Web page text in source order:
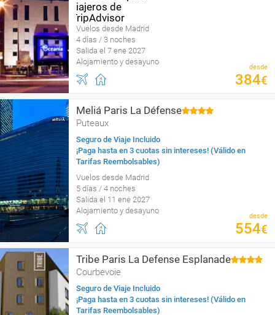
Vuelos desde Madrid
4 días / 3 noches
Salida el 7 ene 2027
Alojamiento y desayuno
desde
384€
Meliá Paris La Défense
Puteaux
Seguro de Viaje Incluido
¡Paga hasta en 3 cuotas sin intereses! (Válido en
Tarifas Reembolsables)
Vuelos desde Madrid
5 días / 4 noches
Salida el 11 ene 2027
Alojamiento y desayuno
desde
554€
Tribe Paris La Defense Esplanade
Courbevoie
Seguro de Viaje Incluido
¡Paga hasta en 3 cuotas sin intereses! (Válido en
Tarifas Reembolsables)